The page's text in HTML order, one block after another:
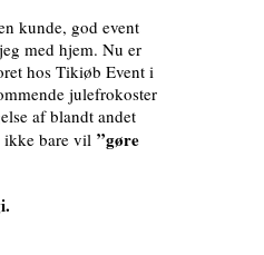
kunde, god event
med hjem. Nu er
hos Tikiøb Event i
julefrokoster
af blandt andet
ikke bare vil ”gøre